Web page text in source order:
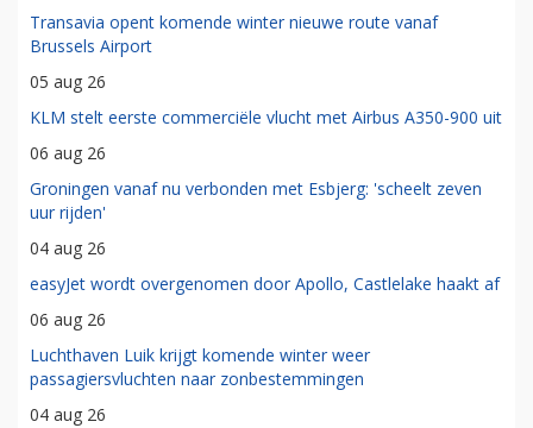
Transavia opent komende winter nieuwe route vanaf
Brussels Airport
05 aug 26
KLM stelt eerste commerciële vlucht met Airbus A350-900 uit
06 aug 26
Groningen vanaf nu verbonden met Esbjerg: 'scheelt zeven
uur rijden'
04 aug 26
easyJet wordt overgenomen door Apollo, Castlelake haakt af
06 aug 26
Luchthaven Luik krijgt komende winter weer
passagiersvluchten naar zonbestemmingen
04 aug 26